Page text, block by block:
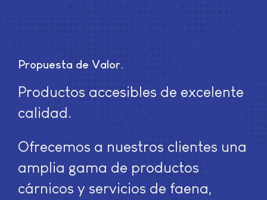
Propuesta de Valor
Productos accesibles de excelente
calidad.
Ofrecemos a nuestros clientes una
amplia gama de productos
cárnicos y servicios de faena,